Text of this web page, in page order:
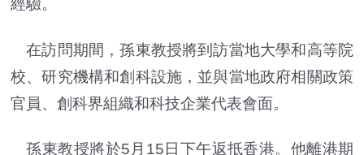
經驗。
在訪問期間，孫東教授將到訪當地大學和高等院
校、研究機構和創科設施，並與當地政府相關政策
官員、創科界組織和科技企業代表會面。
孫東教授將於5月15日下午返抵香港。他離港期